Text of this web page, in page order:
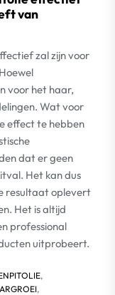
van
zal zijn voor
voor het haar,
Wat voor
effect te hebben
dat er geen
Het kan dus
resultaat oplevert
Het is altijd
professional
uitprobeert.
,
,